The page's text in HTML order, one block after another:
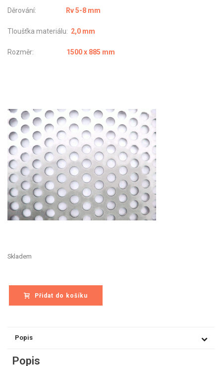
Děrování: Rv 5-8 mm
Tloušťka materiálu: 2,0 mm
Rozměr: 1500 x 885 mm
Skladem
Přidat do košíku
Popis
Popis